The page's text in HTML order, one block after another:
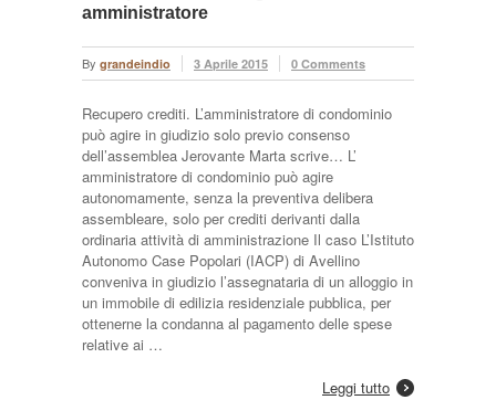
amministratore
By grandeindio 3 Aprile 2015 0 Comments
Recupero crediti. L’amministratore di condominio
può agire in giudizio solo previo consenso
dell’assemblea Jerovante Marta scrive… L’
amministratore di condominio può agire
autonomamente, senza la preventiva delibera
assembleare, solo per crediti derivanti dalla
ordinaria attività di amministrazione Il caso L’Istituto
Autonomo Case Popolari (IACP) di Avellino
conveniva in giudizio l’assegnataria di un alloggio in
un immobile di edilizia residenziale pubblica, per
ottenerne la condanna al pagamento delle spese
relative ai …
Leggi tutto